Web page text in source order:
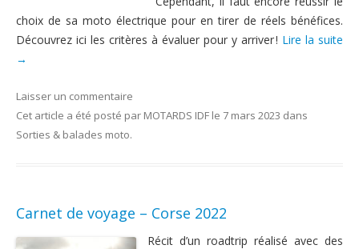
choix de sa moto électrique pour en tirer de réels bénéfices.
Découvrez ici les critères à évaluer pour y arriver ! Lire la suite
→
Laisser un commentaire
Cet article a été posté par MOTARDS IDF le 7 mars 2023 dans
Sorties & balades moto.
Carnet de voyage – Corse 2022
Récit d’un roadtrip réalisé avec des